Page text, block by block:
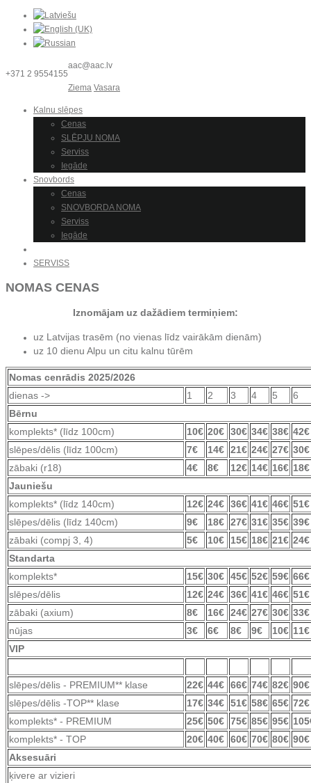
+371 2 9554155
aac@aac.lv
Ziema Vasara
Kalnu slēpes
Cenas
SLĒPJU NOMA
Serviss
Iegāde
Snovbords
Cenas
SNOVBORDA NOMA
Serviss
Iegāde
SERVISS
NOMAS CENAS
Iznomājam uz dažādiem termiņiem:
uz Latvijas trasēm (no vienas līdz vairākām dienām)
uz 10 dienu Alpu un citu kalnu tūrēm
Nomas cenrādis 2025/2026
dienas ->
1 2 3 4 5
6
Bērnu
komplekts* (līdz 100cm)
10€ 20€ 30€ 34€ 38€ 42€
slēpes/dēlis (līdz 100cm)
7€ 14€ 21€ 24€ 27€ 30€
zābaki (r18)
4€ 8€ 12€ 14€ 16€ 18€
Jauniešu
komplekts* (līdz 140cm)
12€ 24€ 36€ 41€ 46€ 51€
slēpes/dēlis (līdz 140cm)
9€ 18€ 27€ 31€ 35€ 39€
zābaki (compj 3, 4)
5€ 10€ 15€ 18€ 21€ 24€
Standarta
komplekts*
15€ 30€ 45€ 52€ 59€ 66€
slēpes/dēlis
12€ 24€ 36€ 41€ 46€ 51€
zābaki (axium)
8€ 16€ 24€ 27€ 30€ 33€
nūjas
3€ 6€ 8€ 9€ 10€ 11€
VIP
slēpes/dēlis - PREMIUM** klase 22€ 44€ 66€ 74€ 82€ 90€
slēpes/dēlis -TOP** klase
17€ 34€ 51€ 58€ 65€ 72€
komplekts* - PREMIUM
25€ 50€ 75€ 85€ 95€
komplekts* - TOP
20€ 40€ 60€ 70€ 80€ 90€
Aksesuāri
ķivere ar